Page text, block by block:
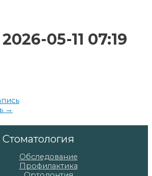
05-11 07:19
→
Стоматология
Обследование
Профилактика